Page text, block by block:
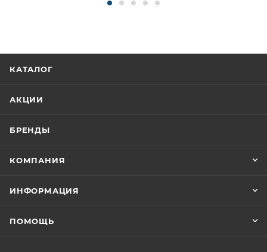
КАТАЛОГ
АКЦИИ
БРЕНДЫ
КОМПАНИЯ
ИНФОРМАЦИЯ
ПОМОЩЬ